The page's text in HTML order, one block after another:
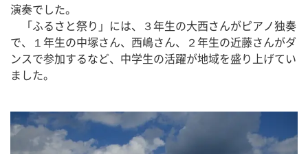
演奏でした。
「ふるさと祭り」には、３年生の大西さんがピアノ独奏
で、１年生の中塚さん、西嶋さん、２年生の近藤さんがダ
ンスで参加するなど、中学生の活躍が地域を盛り上げてい
ました。